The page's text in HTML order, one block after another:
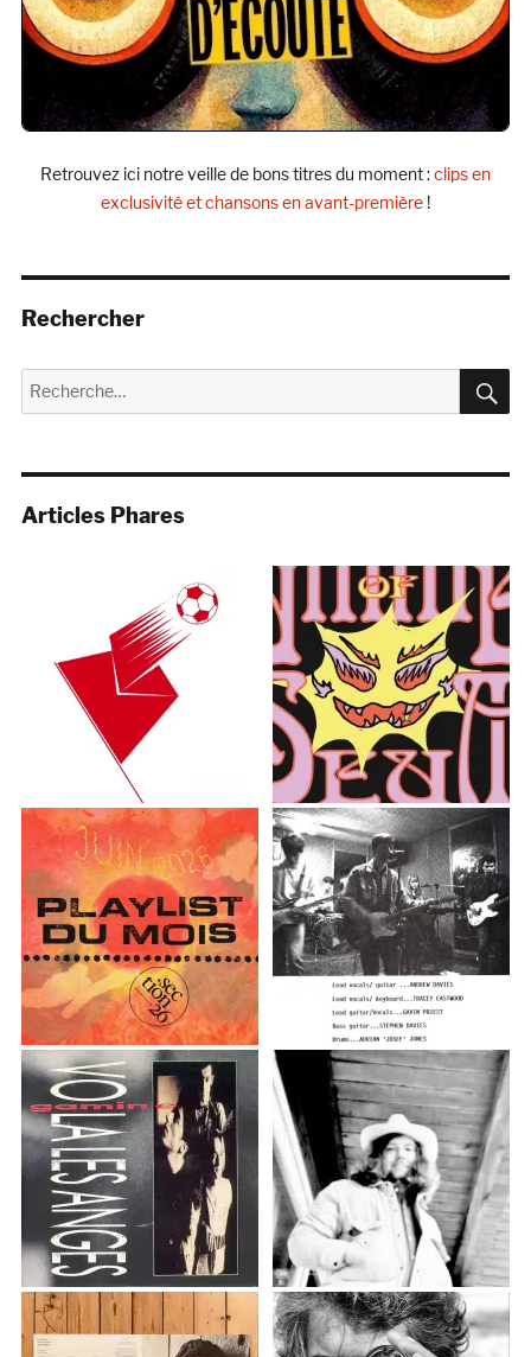
Retrouvez ici notre veille de bons titres du moment :clips en
exclusivité et chansons en avant-première !
Rechercher
Recherche
pour :
Articles Phares